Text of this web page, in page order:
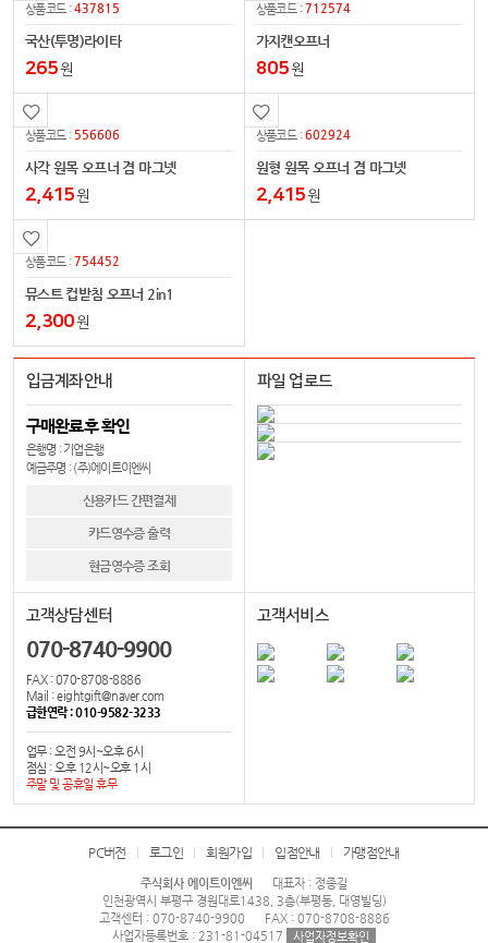
상품코드 :437815
국산(투명)라이타
265원
상품코드 :712574
가지캔오프너
805원
상품코드 : 556606
사각 원목 오프너 겸 마그넷
2,415원
상품코드 :602924
원형 원목 오프너 겸 마그넷
2,415원
상품코드 :754452
뮤스트 컵받침 오프너 2in1
2,300원
입금계좌안내
구매완료후 확인
은행명 : 기업은행
예금주명 : (주)에이트이엔씨
신용카드 간편결제
카드영수증 출력
현금영수증 조회
파일 업로드
고객상담센터
070-8740-9900
FAX : 070-8708-8886
Mail : eightgift@naver.com
급한연락 : 010-9582-3233
업무 : 오전 9시~오후 6시
점심 : 오후 12시~오후 1시
주말 및 공휴일 휴무
고객서비스
PC버전 로그인 회원가입 입점안내 가맹점안내
주식회사 에이트이엔씨
대표자 : 정종길
인천광역시 부평구 경원대로1438, 3층(부평동, 대영빌딩)
고객센터 : 070-8740-9900
FAX : 070-8708-8886
사업자등록번호 : 231-81-04517
사업자정보확인